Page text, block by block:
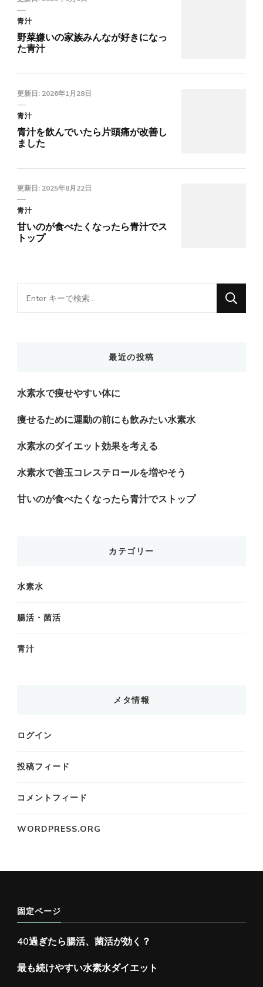
青汁
野菜嫌いの家族みんなが好きになっ
た青汁
更新日: 2026年1月28日
青汁
青汁を飲んでいたら片頭痛が改善し
ました
更新日: 2025年8月22日
青汁
甘いのが食べたくなったら青汁でス
トップ
に
で
す
か
最近の投稿
水素水で痩せやすい体に
痩せるために運動の前にも飲みたい水素水
水素水のダイエット効果を考える
水素水で善玉コレステロールを増やそう
甘いのが食べたくなったら青汁でストップ
カテゴリー
水素水
腸活・菌活
青汁
メタ情報
ログイン
投稿フィード
コメントフィード
WORDPRESS.ORG
固定ページ
40過ぎたら腸活、菌活が効く？
最も続けやすい水素水ダイエット